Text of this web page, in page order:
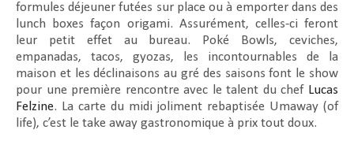
formules déjeuner futées sur place ou à emporter dans des
lunch boxes façon origami. Assurément, celles-ci feront
leur petit effet au bureau. Poké Bowls, ceviches,
empanadas, tacos, gyozas, les incontournables de la
maison et les déclinaisons au gré des saisons font le show
pour une première rencontre avec le talent du chef Lucas
Felzine. La carte du midi joliment rebaptisée Umaway (of
life), c’est le take away gastronomique à prix tout doux.